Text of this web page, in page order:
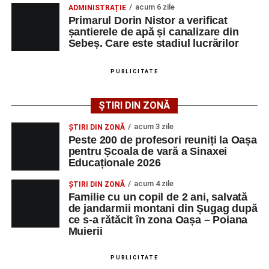
simfonic susținut în Grădina Muzeului Municipal „Ioan
Raica”, sub bagheta dirijoruluiRemus Grama, alături de
muzicieni români de prestigiu.
Și în acest an, pe scenă vor urca atât artiști consacrați, cât
cariere de succes în țară și în străinătate.
Festivalul include și o componentă cinematografică
importantă. Publicul va putea urmări mai multe producții
realizate cu implicarea producătoareiGabi Suciu
originară din Sebeș, prezentă de-a lungul timpului la
unele dintre cele mai importante festivaluri europene de
Un alt moment așteptat este show-ul susținut deDJ
Phantom (Edy Schneider)
ADMINISTRAȚIE acum 6 zile
Primarul Dorin Nistor a verificat
șantierele de apă și canalizare din
Sebeș. Care este stadiul lucrărilor
PUBLICITATE
ȘTIRI DIN ZONĂ
ȘTIRI DIN ZONĂ acum 3 zile
Peste 200 de profesori reuniți la Oașa
pentru Școala de vară a Sinaxei
Educaționale 2026
ȘTIRI DIN ZONĂ acum 4 zile
Familie cu un copil de 2 ani, salvată
de jandarmii montani din Șugag după
ce s-a rătăcit în zona Oașa – Poiana
Muierii
PUBLICITATE